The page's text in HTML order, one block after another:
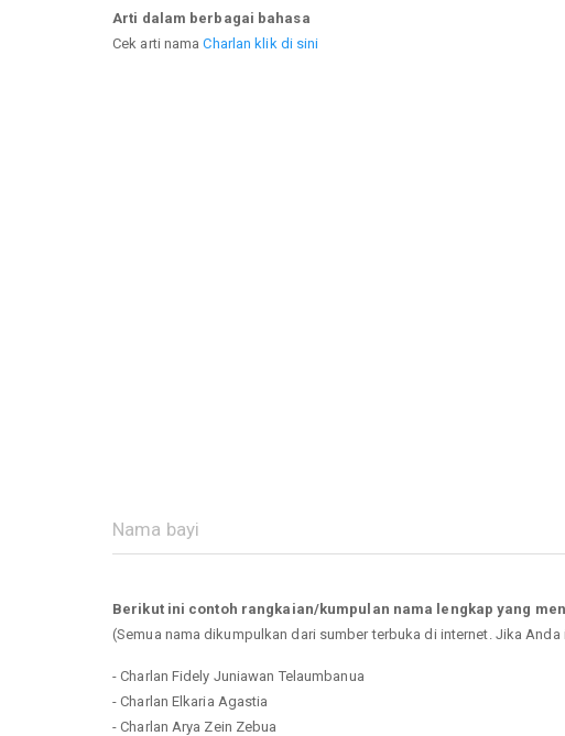
Arti dalam berbagai bahasa
Cek arti namaCharlan klik di sini
Berikut ini contoh rangkaian/kumpulan nama lengkap yang
(Semua nama dikumpulkan dari sumber terbuka di internet. Jika
- Charlan Fidely Juniawan Telaumbanua
- Charlan Elkaria Agastia
- Charlan Arya Zein Zebua